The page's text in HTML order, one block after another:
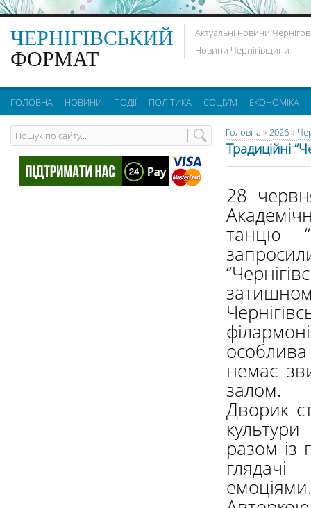
ЧЕРНІГІВСЬКИЙ
ФОРМАТ
Актуальні новини
Новини Чернігівщини
ГОЛОВНА НОВИНИ ПОДІЇ ПОЛІТИКА СОЦІУМ ЕКОНОМІКА
Головна » 2026»
Традиційні
28
танцю
немає
залом.
Дворик
разом із
емоціями.